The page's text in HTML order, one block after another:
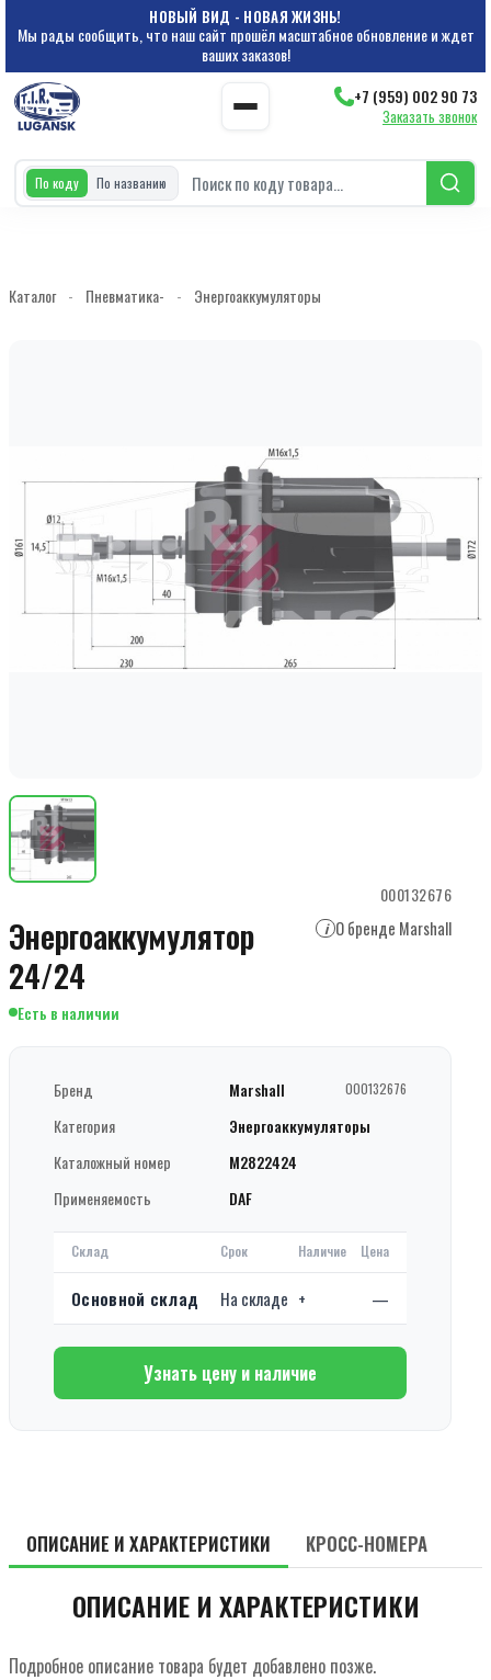
НОВЫЙ ВИД - НОВАЯ ЖИЗНЬ!
Мы рады сообщить, что наш сайт прошёл масштабное обновление и ждет
ваших заказов!
+7 (959) 002 90 73
Заказать звонок
По коду По названию
Каталог - Пневматика- - Энергоаккумуляторы
000132676
Энергоаккумулятор
24/24
i О бренде Marshall
Есть в наличии
Бренд Marshall 000132676
Категория
Энергоаккумуляторы
Каталожный номер
M2822424
Применяемость
DAF
Склад Срок Наличие Цена
Основной склад На складе + —
Узнать цену и наличие
ОПИСАНИЕ И ХАРАКТЕРИСТИКИ КРОСС-НОМЕРА
ОПИСАНИЕ И ХАРАКТЕРИСТИКИ
Подробное описание товара будет добавлено позже.